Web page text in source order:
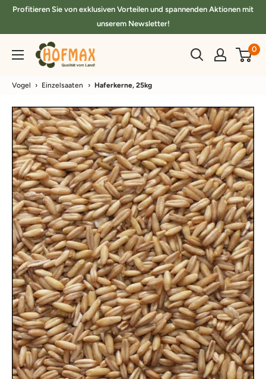
DirektProfitieren Sie von exklusiven Vorteilen und spannenden Aktionen mit
unserem Newsletter!
hofmax.de 0
Vogel › Einzelsaaten › Haferkerne, 25kg